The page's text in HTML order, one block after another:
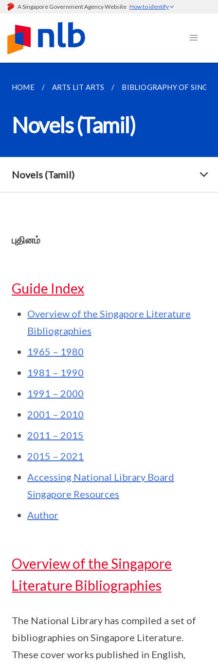
A Singapore Government Agency Website How to identify
HOME ARTS LIT ARTS BIBLIOGRAPHY OF
Novels (Tamil)
Novels (Tamil)
புதினம்
Guide Index
Overview of the Singapore Literature
Bibliographies
1965 – 1980
1981 – 1990
1991 – 2000
2001 – 2010
2011 – 2015
2015 – 2021
Accessing National Library Board
Singapore Resources
Author
Overview of the Singapore
Literature Bibliographies
The National Library has compiled a set of
bibliographies on Singapore Literature.
These cover works published in English,